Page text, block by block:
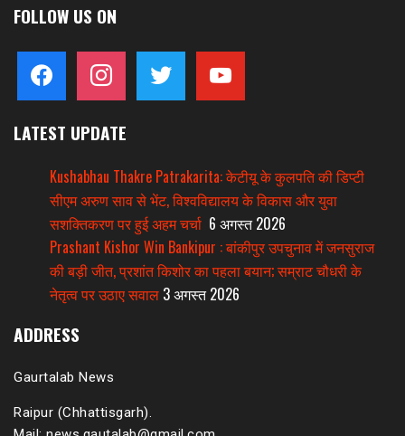
FOLLOW US ON
facebook instagram twitter youtube
LATEST UPDATE
Kushabhau Thakre Patrakarita: केटीयू के कुलपति की डिप्टी
सीएम अरुण साव से भेंट, विश्वविद्यालय के विकास और युवा
सशक्तिकरण पर हुई अहम चर्चा 6 अगस्त 2026
Prashant Kishor Win Bankipur : बांकीपुर उपचुनाव में जनसुराज
की बड़ी जीत, प्रशांत किशोर का पहला बयान; सम्राट चौधरी के
नेतृत्व पर उठाए सवाल 3 अगस्त 2026
ADDRESS
Gaurtalab News
Raipur (Chhattisgarh).